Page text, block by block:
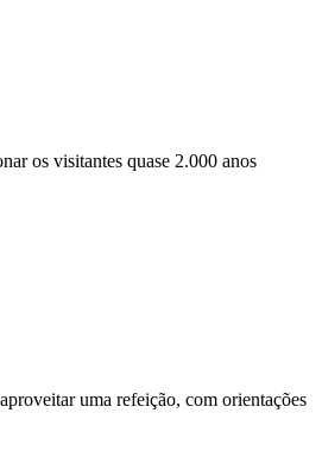
os visitantes quase 2.000 anos
uma refeição, com orientações